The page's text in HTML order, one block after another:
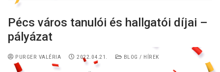
Pécs város tanulói és hallgatói díjai –
pályázat
PURGER VALÉRIA 2022.04.21. BLOG / HÍREK